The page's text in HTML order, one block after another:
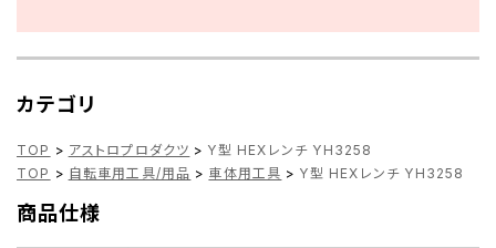
カテゴリ
TOP > アストロプロダクツ > Y型 HEXレンチ YH3258
TOP > 自転車用工具/用品 > 車体用工具 > Y型 HEXレンチ YH3258
商品仕様